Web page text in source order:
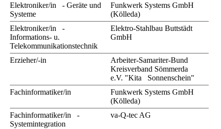
Elektroniker/in - Geräte und
Systeme
Funkwerk Systems GmbH
(Kölleda)
Elektroniker/in -
Informations- u.
Telekommunikationstechnik
Elektro-Stahlbau Buttstädt
GmbH
Erzieher/-in
Arbeiter-Samariter-Bund
Kreisverband Sömmerda
e.V. "Kita Sonnenschein"
Fachinformatiker/in
Funkwerk Systems GmbH
(Kölleda)
Fachinformatiker/in -
Systemintegration
va-Q-tec AG